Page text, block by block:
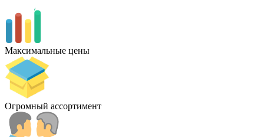
Максимальные цены
Огромный ассортимент